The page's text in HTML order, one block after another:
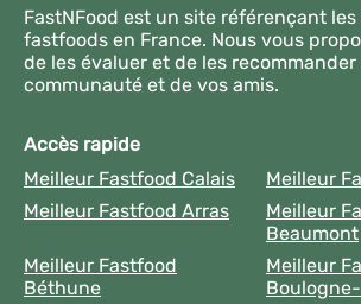
FastNFood est un site référençant
fastfoods en France. Nous vous
de les évaluer et de les
communauté et de vos amis.
Accès rapide
Meilleur Fastfood Calais
Meilleur
Meilleur Fastfood Arras
Meilleur
Beaumont
Meilleur Fastfood
Béthune
Meilleur